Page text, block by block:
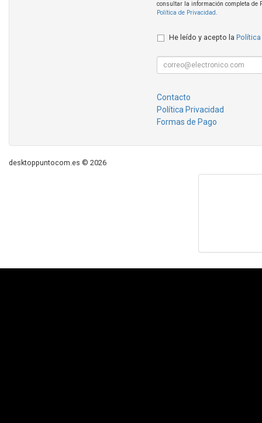
consultar la información completa de
Política de Privacidad
He leído y acepto la Política
Contacto
Política Privacidad
Formas de Pago
desktoppuntocom.es © 2026